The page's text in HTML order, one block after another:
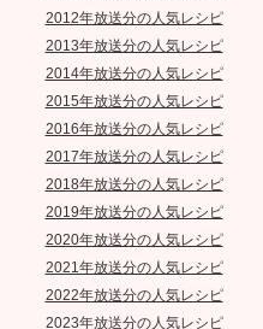
2012年放送分の人気レシピ
2013年放送分の人気レシピ
2014年放送分の人気レシピ
2015年放送分の人気レシピ
2016年放送分の人気レシピ
2017年放送分の人気レシピ
2018年放送分の人気レシピ
2019年放送分の人気レシピ
2020年放送分の人気レシピ
2021年放送分の人気レシピ
2022年放送分の人気レシピ
2023年放送分の人気レシピ